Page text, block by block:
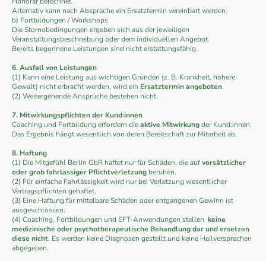
Alternativ kann nach Absprache ein Ersatztermin vereinbart werden.
b) Fortbildungen / Workshops
Die Stornobedingungen ergeben sich aus der jeweiligen
Veranstaltungsbeschreibung oder dem individuellen Angebot.
Bereits begonnene Leistungen sind nicht erstattungsfähig.
6. Ausfall von Leistungen
(1) Kann eine Leistung aus wichtigen Gründen (z. B. Krankheit, höhere
Gewalt) nicht erbracht werden, wird ein Ersatztermin angeboten.
(2) Weitergehende Ansprüche bestehen nicht.
7. Mitwirkungspflichten der Kund:innen
Coaching und Fortbildung erfordern dieaktive Mitwirkungder Kund:innen.
Das Ergebnis hängt wesentlich von deren Bereitschaft zur Mitarbeit ab.
8. Haftung
(1) Die Mitgefühl Berlin GbR haftet nur für Schäden, die aufvorsätzlicher
oder grob fahrlässiger Pflichtverletzung beruhen.
(2) Für einfache Fahrlässigkeit wird nur bei Verletzung wesentlicher
Vertragspflichten gehaftet.
(3) Eine Haftung für mittelbare Schäden oder entgangenen Gewinn ist
ausgeschlossen.
(4) Coaching, Fortbildungen und EFT-Anwendungen stellen keine
medizinische oder psychotherapeutische Behandlung dar und ersetzen
diese nicht. Es werden keine Diagnosen gestellt und keine Heilversprechen
abgegeben.